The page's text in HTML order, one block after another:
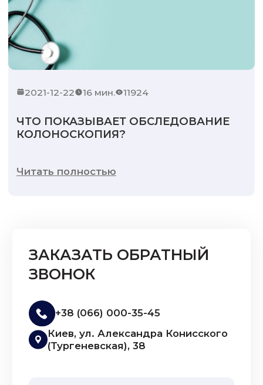
2021-12-22 16 мин. 11924
ЧТО ПОКАЗЫВАЕТ ОБСЛЕДОВАНИЕ
КОЛОНОСКОПИЯ?
Читать полностью
ЗАКАЗАТЬ ОБРАТНЫЙ
ЗВОНОК
+38 (066) 000-35-45
Киев, ул. Александра Конисского
(Тургеневская), 38